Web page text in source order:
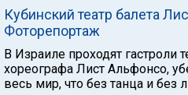
Кубинский театр балета
Фоторепортаж
В Израиле проходят гастроли
хореографа Лист Альфонсо,
весь мир, что без танца и без